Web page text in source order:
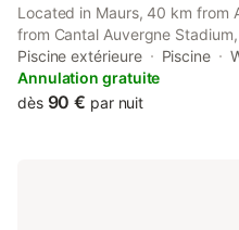
Located in Maurs, 40 km from
from Cantal Auvergne
and air conditioning. This
table tennis, free private
Piscine extérieure Piscine
Annulation gratuite
dès 90 € par nuit